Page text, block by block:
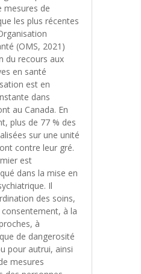
mesures de
les plus récentes
(OMS, 2021)
du recours aux
en santé
est en
dans
au Canada. En
plus de 77 % des
sur une unité
contre leur gré.
est
dans la mise en
Il
des soins,
à la
à
de dangerosité
pour autrui, ainsi
mesures